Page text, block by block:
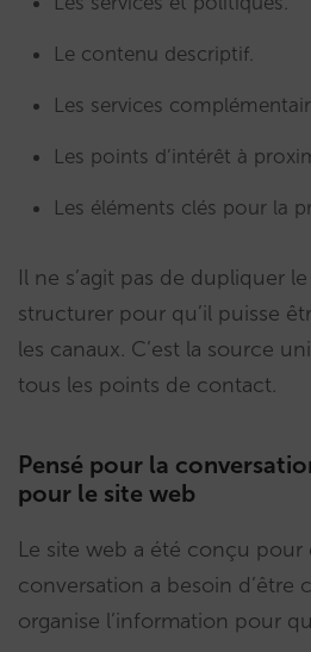
Le contenu descriptif.
Les services
Les points d’intérêt à
Les éléments clés pour la
Il ne s’agit pas de dupliquer
structurer pour qu’il puisse
les canaux. C’est la source
tous les points de contact.
Pensé pour la
pour le site web
Le site web a été conçu pour
conversation a besoin d’être
organise l’information pour